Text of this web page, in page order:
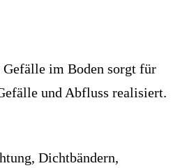
Gefälle im Boden sorgt für
und Abfluss realisiert.
Dichtbändern,